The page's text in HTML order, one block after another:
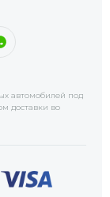
автомобилей под
доставки во